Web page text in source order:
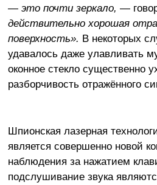
— это почти зеркало, —
действительно хорошая
поверхность». В некоторых
удавалось даже улавливать
оконное стекло существенно
разборчивость отражённого
Шпионская лазерная
является совершенно новой
наблюдения за нажатием
подслушивание звука